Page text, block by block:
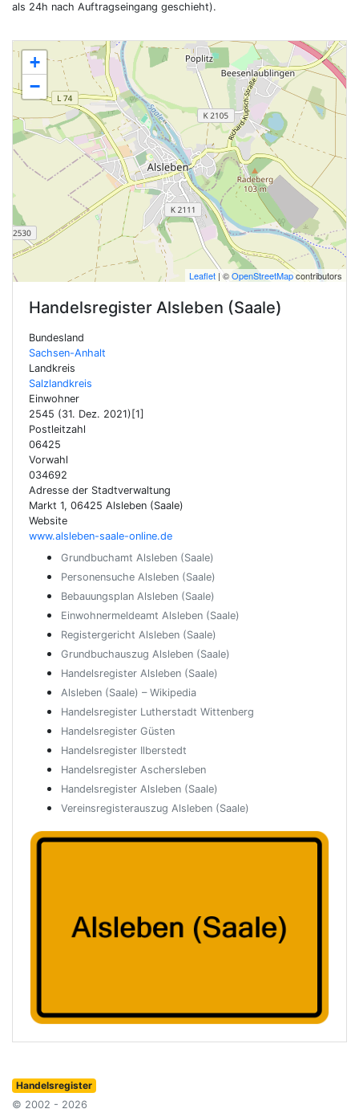
+
−
Leaflet | ©OpenStreetMapcontributors
Handelsregister Alsleben (Saale)
Bundesland
Sachsen-Anhalt
Landkreis
Salzlandkreis
Einwohner
2545 (31. Dez. 2021)[1]
Postleitzahl
06425
Vorwahl
034692
Adresse der Stadtverwaltung
Markt 1, 06425 Alsleben (Saale)
Website
www.alsleben-saale-online.de
Grundbuchamt Alsleben (Saale)
Personensuche Alsleben (Saale)
Bebauungsplan Alsleben (Saale)
Einwohnermeldeamt Alsleben (Saale)
Registergericht Alsleben (Saale)
Grundbuchauszug Alsleben (Saale)
Handelsregister Alsleben (Saale)
Alsleben (Saale) – Wikipedia
Handelsregister Lutherstadt Wittenberg
Handelsregister Güsten
Handelsregister Ilberstedt
Handelsregister Aschersleben
Handelsregister Alsleben (Saale)
Vereinsregisterauszug Alsleben (Saale)
als 24h nach Auftragseingang geschieht).
Handelsregister
© 2002 - 2026